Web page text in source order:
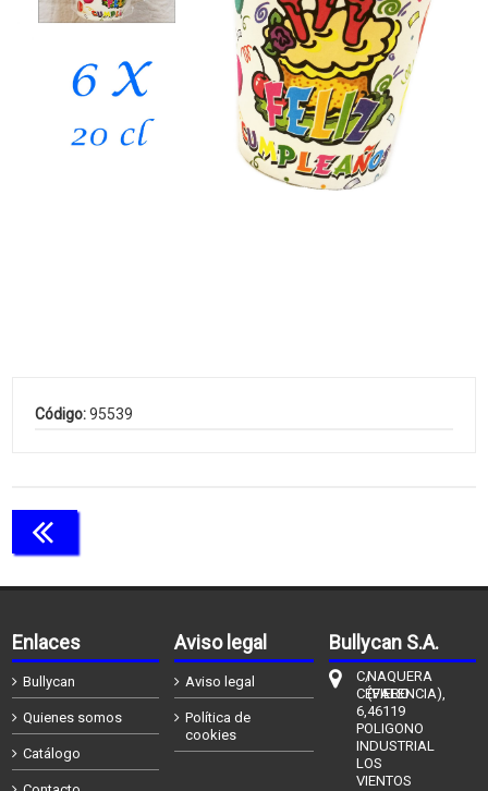
Código:95539
Enlaces
Bullycan
Quienes somos
Catálogo
Aviso legal
Aviso legal
Política de
cookies
Bullycan S.A.
C/
CÉFIERO
6,
POLIGONO
INDUSTRIAL
LOS
VIENTOS
NAQUERA
(VALENCIA),
46119